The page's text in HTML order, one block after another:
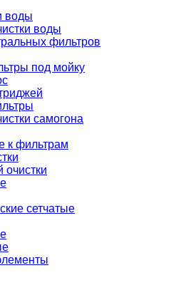
воды
воды
фильтров
под мойку
самогона
к фильтрам
очистки
сетчатые